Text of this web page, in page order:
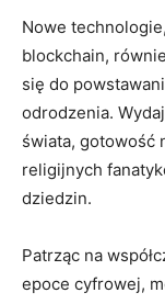
Nowe
blockchain,
się do
odrodzenia.
‍świata, gotowość
religijnych
dziedzin.
Patrząc na
epoce cyfrowej,